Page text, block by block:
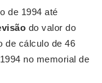
de 1994 até
do valor do
de cálculo de 46
no memorial de